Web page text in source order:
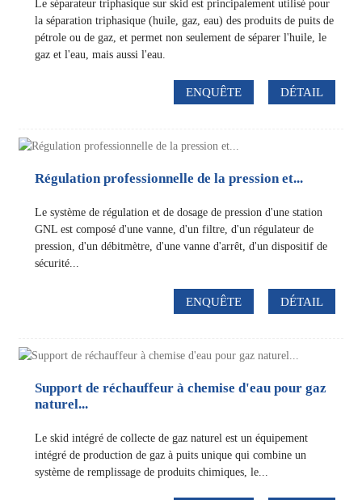
Le séparateur triphasique sur skid est principalement utilisé pour
la séparation triphasique (huile, gaz, eau) des produits de puits de
pétrole ou de gaz, et permet non seulement de séparer l'huile, le
gaz et l'eau, mais aussi l'eau.
ENQUÊTE DÉTAIL
Régulation professionnelle de la pression et...
Le système de régulation et de dosage de pression d'une station
GNL est composé d'une vanne, d'un filtre, d'un régulateur de
pression, d'un débitmètre, d'une vanne d'arrêt, d'un dispositif de
sécurité...
ENQUÊTE DÉTAIL
Support de réchauffeur à chemise d'eau pour gaz
naturel...
Le skid intégré de collecte de gaz naturel est un équipement
intégré de production de gaz à puits unique qui combine un
système de remplissage de produits chimiques, le...